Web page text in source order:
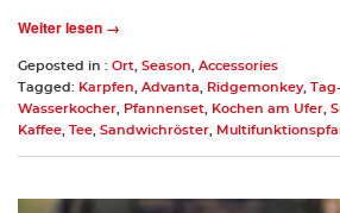
Weiter lesen →
Geposted in : Ort Season
Accessories
Tagged: Karpfen Advanta Ridgemonkey,
Wasserkocher
Pfannenset Kochen am Ufer
Kaffee Tee Sandwichröster